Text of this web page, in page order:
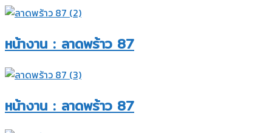
หน้างาน : ลาดพร้าว 87​
หน้างาน : ลาดพร้าว 87​